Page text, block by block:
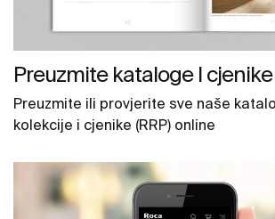
Preuzmite kataloge I cjenike
Preuzmite ili provjerite sve naše
kolekcije i cjenike (RRP) online